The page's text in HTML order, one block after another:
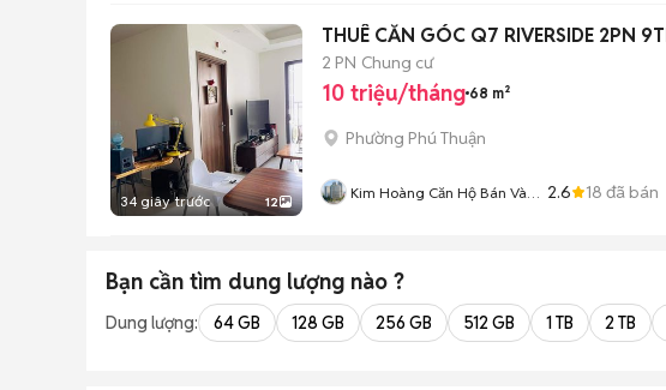
34 giây trước 12
THUÊ CĂN GÓC Q7 RIVERSIDE 2PN
2 PN Chung cư
10 triệu/tháng 68 m²
Phường Phú Thuận
Kim Hoàng Căn Hộ Bán Và
2.6 18 đã bán
Bạn cần tìm dung lượng nào ?
Dung lượng: 64 GB 128 GB 256 GB 512 GB 1 TB 2 TB